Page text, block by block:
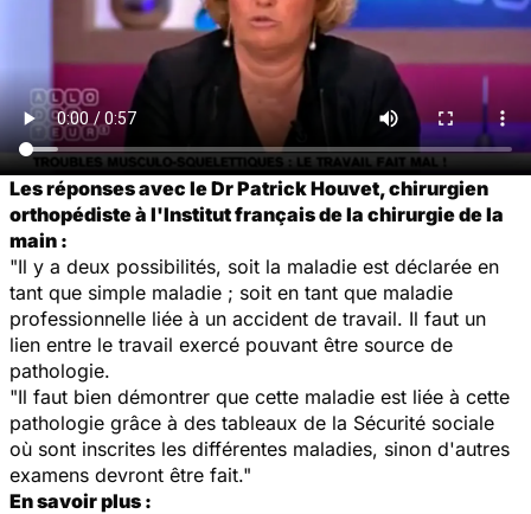
Les réponses avec le Dr Patrick Houvet, chirurgien
orthopédiste à l'Institut français de la chirurgie de la
main :
"Il y a deux possibilités, soit la maladie est déclarée en
tant que simple maladie ; soit en tant que maladie
professionnelle liée à un accident de travail. Il faut un
lien entre le travail exercé pouvant être source de
pathologie.
"Il faut bien démontrer que cette maladie est liée à cette
pathologie grâce à des tableaux de la Sécurité sociale
où sont inscrites les différentes maladies, sinon d'autres
examens devront être fait."
En savoir plus :